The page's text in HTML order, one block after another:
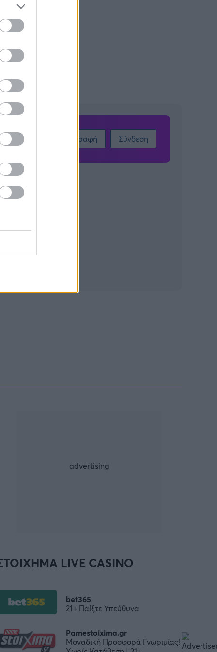
Εγγραφή Σύνδεση
LIVE CASINO
Pamestoixima.gr
Μοναδική Προσφορά Γνωριμίας!
bet365
21+ Παίξτε Υπεύθυνα